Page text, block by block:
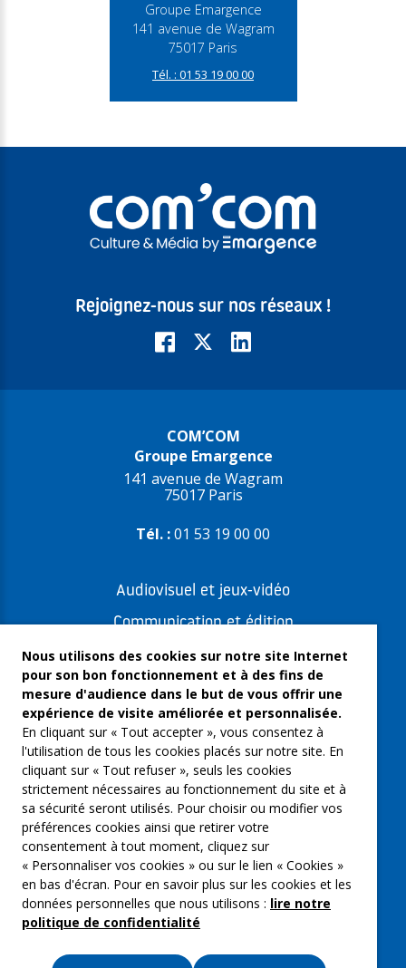
Groupe Emargence
141 avenue de Wagram
75017 Paris
Tél. : 01 53 19 00 00
Rejoignez-nous sur nos réseaux !
COM’COM
Groupe Emargence
141 avenue de Wagram
75017 Paris
Tél. :01 53 19 00 00
Audiovisuel et jeux-vidéo
Communication et édition
Freelances et artistes-auteurs
Musique et spectacles
Qui sommes-nous ?
Groupe Emargence
C’moi le chef
Actualités
Contactez nous
Mentions légales
Gestion des cookies
Nous utilisons des cookies sur notre site Internet
pour son bon fonctionnement et à des fins de
mesure d'audience dans le but de vous offrir une
expérience de visite améliorée et personnalisée.
En cliquant sur « Tout accepter », vous consentez à
l'utilisation de tous les cookies placés sur notre site. En
cliquant sur « Tout refuser », seuls les cookies
strictement nécessaires au fonctionnement du site et à
sa sécurité seront utilisés. Pour choisir ou modifier vos
préférences cookies ainsi que retirer votre
consentement à tout moment, cliquez sur
« Personnaliser vos cookies » ou sur le lien « Cookies »
en bas d'écran. Pour en savoir plus sur les cookies et les
données personnelles que nous utilisons : lire notre
politique de confidentialité